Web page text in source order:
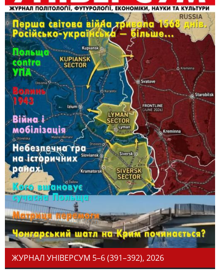
ЖУРНАЛ УНІВЕРСУМ 5–6 (391–392), 2026